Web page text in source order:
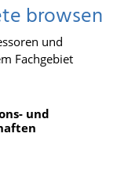
browsen
und
Fachgebiet
und